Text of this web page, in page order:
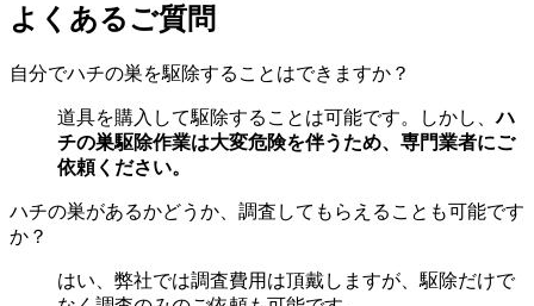
よくあるご質問
自分でハチの巣を駆除することはできますか？
道具を購入して駆除することは可能です。しかし、ハ
チの巣駆除作業は大変危険を伴うため、専門業者にご
依頼ください。
ハチの巣があるかどうか、調査してもらえることも可能です
か？
はい、弊社では調査費用は頂戴しますが、駆除だけで